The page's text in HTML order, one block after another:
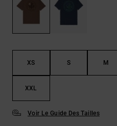
XS S M
XXL
Voir Le Guide Des Tailles